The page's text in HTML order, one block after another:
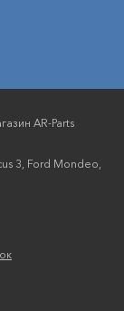
AR-Parts
3, Ford Mondeo,